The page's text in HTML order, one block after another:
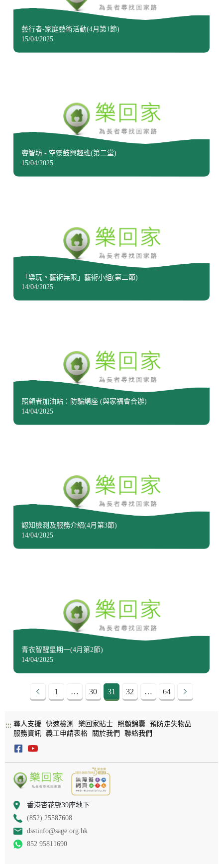
藝行者-家庭藝術活動(4月第1節)
15/04/2025
睿智坊 - 空靈鼓興趣班(第二堂)
15/04/2025
「樂玩。藝術無限」藝術小組(第二節)
14/04/2025
照顧者加油站：防騙講座 (與家福會合辦)
14/04/2025
認知檢測及服務介紹(4月第3節)
14/04/2025
青衣智醒星期一(4月第2節)
14/04/2025
1 … 30 31 32 … 64
::: 尋人支援 快速檢測 樂回家貼士 照顧錦囊
預防走失物品
服務資訊
義工申請表格 關於我們 聯絡我們
香港杏花邨39座地下
(852) 25587608
dsstinfo@sage.org.hk
852 95811690